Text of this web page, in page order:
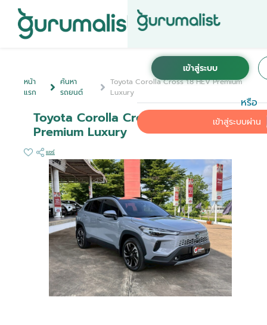
หรือ
เข้าสู่ระบบผ่าน
หน้า
แรก
ค้นหา
รถยนต์
Toyota Corolla Cross 1.8 HEV Premium
Luxury
Toyota Corolla Cross 1.8 HEV
Premium Luxury
แชร์